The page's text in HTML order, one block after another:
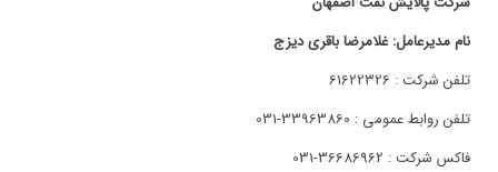
نام مدیرعامل: غلامرضا باقری دیزج
تلفن شرکت : 61622326
تلفن روابط عمومی : 33963860-031
فاکس شرکت : 36686962-031